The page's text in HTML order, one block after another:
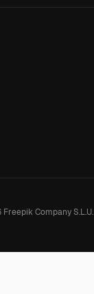
Freepik Company S.L.U.